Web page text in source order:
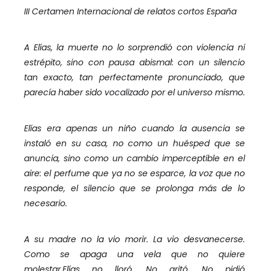
III Certamen Internacional de relatos cortos España
A Elías, la muerte no lo sorprendió con violencia ni
estrépito, sino con pausa abismal: con un silencio
tan exacto, tan perfectamente pronunciado, que
parecía haber sido vocalizado por el universo mismo.
Elías era apenas un niño cuando la ausencia se
instaló en su casa, no como un huésped que se
anuncia, sino como un cambio imperceptible en el
aire: el perfume que ya no se esparce, la voz que no
responde, el silencio que se prolonga más de lo
necesario.
A su madre no la vio morir. La vio desvanecerse.
Como se apaga una vela que no quiere